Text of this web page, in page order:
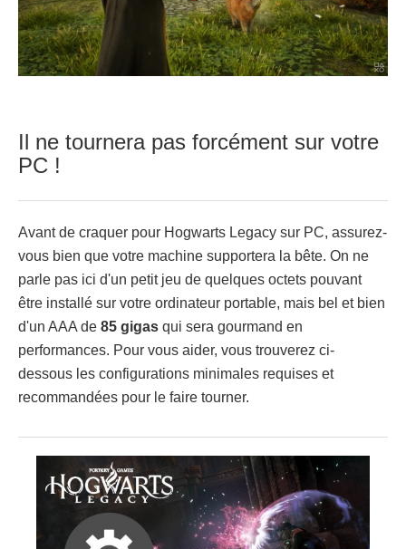
Il ne tournera pas forcément sur votre
PC !
Avant de craquer pour Hogwarts Legacy sur PC, assurez-
vous bien que votre machine supportera la bête. On ne
parle pas ici d'un petit jeu de quelques octets pouvant
être installé sur votre ordinateur portable, mais bel et bien
d'un AAA de 85 gigas qui sera gourmand en
performances. Pour vous aider, vous trouverez ci-
dessous les configurations minimales requises et
recommandées pour le faire tourner.